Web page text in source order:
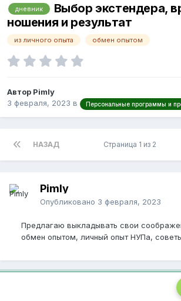
дневник
Выбор экстендера,
ношения и результат
из личного опыта обмен опытом
Автор Pimly
3 февраля, 2023 в Персональные программы и
НАЗАД Страница 1 из 2
Pimly
Опубликовано 3 февраля, 2023
Предлагаю выкладывать свои
обмен опытом, личный опыт НУПа,